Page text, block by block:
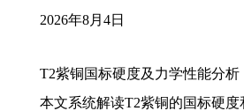
2026年8月4日
T2紫铜国标硬度及力学性能分析
本文系统解读T2紫铜的国标硬